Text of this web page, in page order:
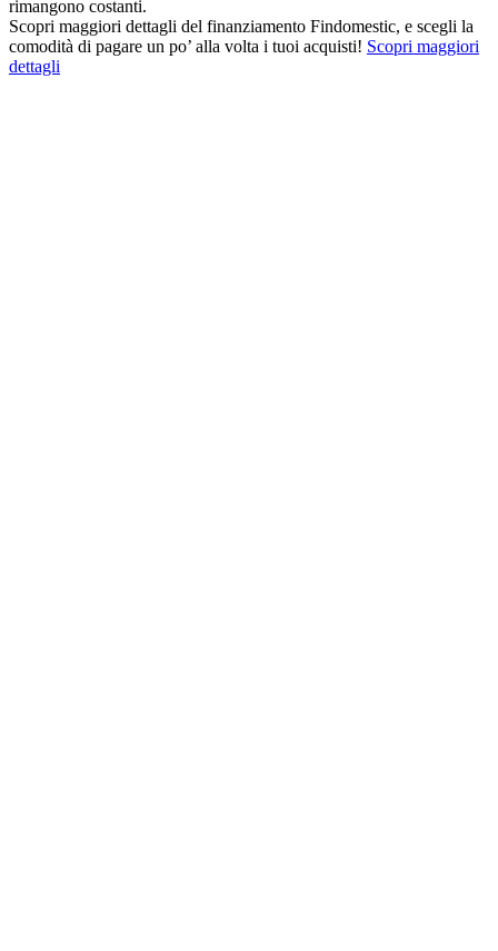
rimangono costanti.
Scopri maggiori dettagli del finanziamento Findomestic, e scegli la
comodità di pagare un po’ alla volta i tuoi acquisti! Scopri maggiori
dettagli